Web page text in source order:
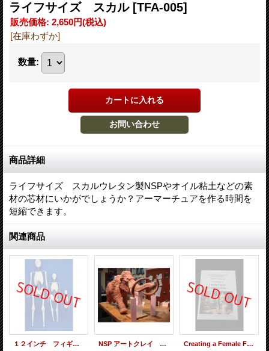
ライフサイズ スカル [TFA-005]
販売価格: 2,650円(税込)
[在庫わずか]
数量:
商品詳細
ライフサイズ スカルウレタン製NSPやオイル粘土などの素
材の芯材にいかがでしょうか？アーマーチュアを作る時間を
短縮できます。
関連商品
１２インチ フィギア １/６スケール NSP アートクレイ ブラウン ハード Creating a Female Figure Holding a Baby